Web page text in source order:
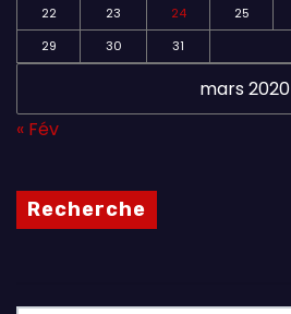
mars 2020
22
23 24 25
29
30 31
« Fév
Recherche